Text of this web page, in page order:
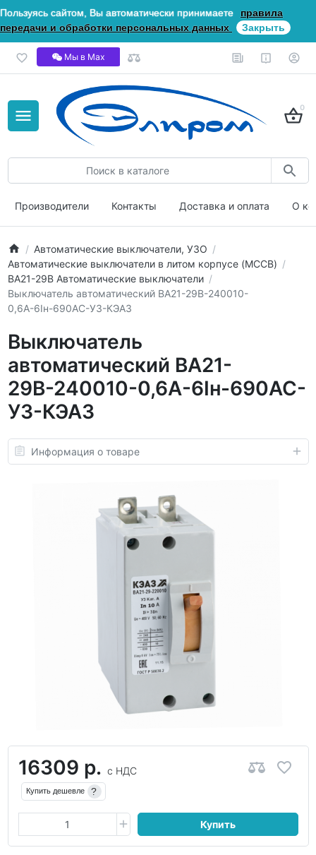
Пользуясь сайтом, Вы автоматически принимаете
правила
передачи и обработки персональных данных
Закрыть
Мы в Мах
0
Производители Контакты Доставка и оплата О
Автоматические выключатели, УЗО
Автоматические выключатели в литом корпусе (MCCB)
ВА21-29В Автоматические выключатели
Выключатель автоматический ВА21-29В-240010-
0,6А-6Iн-690AC-У3-КЭАЗ
Выключатель
автоматический ВА21-
29В-240010-0,6А-6Iн-690AC-
У3-КЭАЗ
Информация о товаре
16309 р. с НДС
Купить дешевле ?
Купить